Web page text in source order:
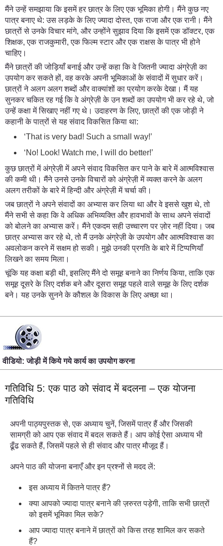
मैंने उन्हें समझाया कि इसमें हर छात्र के लिए एक भूमिका होगी। मैंने कुछ नए
पात्र बनाए थे: उस लड़के के लिए ज्यादा दोस्त, एक राजा और एक रानी। मैंने
छात्रों से उनके विचार मांगे, और उन्होंने सुझाव दिया कि इसमें एक डॉक्टर, एक
शिक्षक, एक राजकुमारी, एक फिल्म स्टार और एक राक्षस के पात्र भी होने
चाहिए।
मैंने छात्रों की जोड़ियाँ बनाई और उन्हें कहा कि वे जितनी ज्यादा अंग्रेज़ी का
उपयोग कर सकते हों, वह करके अपनी भूमिकाओं के संवादों में सुधार करें।
छात्रों ने अलग अलग शब्दों और वाक्यांशों का प्रयोग करके देखा। मैं यह
सुनकर चकित रह गई कि वे अंग्रेज़ी के उन शब्दों का उपयोग भी कर रहे थे, जो
उन्हें कक्षा में सिखाए नहीं गए थे। उदाहरण के लिए, छात्रों की एक जोड़ी ने
कहानी के पात्रों से यह संवाद विकसित किया था:
‘That is very bad! Such a small way!’
‘No! Look! Watch me, I will do better!’
कुछ छात्रों में अंग्रेज़ी में अपने संवाद विकसित कर पाने के बारे में आत्मविश्वास
की कमी थी। मैंने उनसे उनके विचारों को अंग्रेज़ी में व्यक्त करने के अलग
अलग तरीकों के बारे में हिन्दी और अंग्रेज़ी में चर्चा की।
जब छात्रों ने अपने संवादों का अभ्यास कर लिया था और वे इससे खुश थे, तो
मैंने सभी से कहा कि वे अधिक अभिव्यक्ति और हावभावों के साथ अपने संवादों
को बोलने का अभ्यास करें। मैंने एकदम सही उच्चारण पर ज़ोर नहीं दिया। जब
छात्र अभ्यास कर रहे थे, तो मैं उनके अंग्रेज़ी के उपयोग और आत्मविश्वास का
अवलोकन करने में सक्षम हो सकी। मुझे उनकी प्रगति के बारे में टिप्पणियाँ
लिखने का समय मिला।
चूंकि यह कक्षा बड़ी थी, इसलिए मैंने दो समूह बनाने का निर्णय किया, ताकि एक
समूह दूसरे के लिए दर्शक बने और दूसरा समूह पहले वाले समूह के लिए दर्शक
बने। यह उनके सुनने के कौशल के विकास के लिए अच्छा था।
वीडियो: जोड़ी में किये गये कार्य का उपयोग करना
गतिविधि 5: एक पाठ को संवाद में बदलना – एक योजना
गतिविधि
अपनी पाठ्यपुस्तक से, एक अध्याय चुनें, जिसमें पात्र हैं और जिसकी
सामग्री को आप एक संवाद में बदल सकते हैं। आप कोई ऐसा अध्याय भी
ढूँढ सकते हैं, जिसमें पहले से ही संवाद और पात्र मौजूद हैं।
अपने पाठ की योजना बनाएँ और इन प्रश्नों से मदद लें:
इस अध्याय में कितने पात्र हैं?
क्या आपको ज्यादा पात्र बनाने की ज़रुरत पड़ेगी, ताकि सभी छात्रों
को इसमें भूमिका मिल सके?
आप ज्यादा पात्र बनाने में छात्रों को किस तरह शामिल कर सकते
हैं?